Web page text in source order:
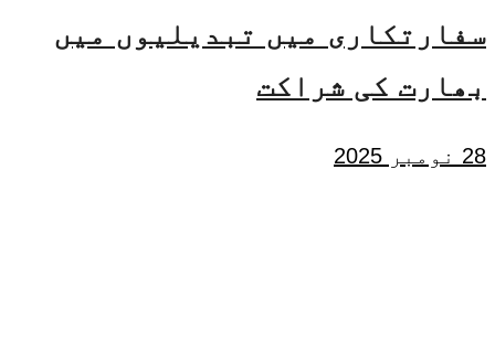
سفارتکاری میں تبدیلیوں میں
بھارت کی شراکت
28 نومبر 2025